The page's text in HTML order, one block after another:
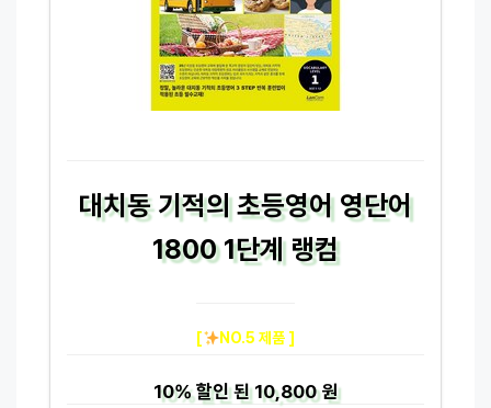
대치동 기적의 초등영어 영단어
1800 1단계 랭컴
[ NO.5 제품 ]
10%할인 된10,800 원